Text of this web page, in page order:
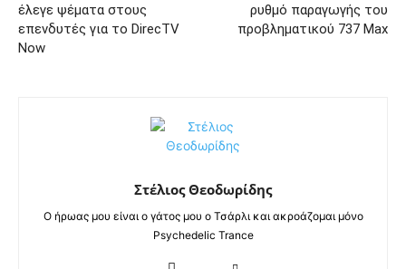
έλεγε ψέματα στους
επενδυτές για το DirecTV
Now
ρυθμό παραγωγής του
προβληματικού 737 Max
Στέλιος Θεοδωρίδης
Ο ήρωας μου είναι ο γάτος μου ο Τσάρλι και ακροάζομαι μόνο
Psychedelic Trance